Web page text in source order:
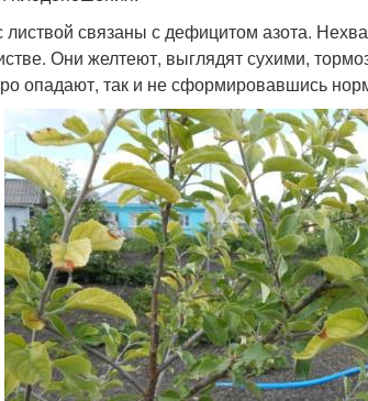
связаны с дефицитом азота.
Они желтеют, выглядят сухими,
опадают, так и не сформировавшись